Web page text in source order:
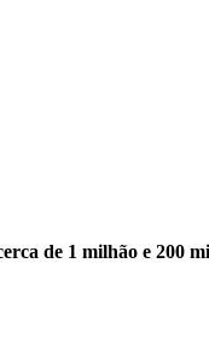
de 1 milhão e 200